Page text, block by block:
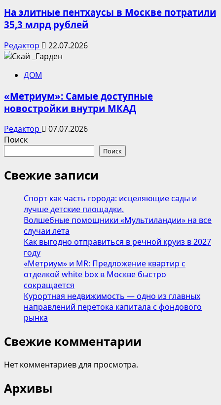
На элитные пентхаусы в Москве потратили
35,3 млрд рублей
Редактор 22.07.2026
ДОМ
«Метриум»: Самые доступные
новостройки внутри МКАД
Редактор
07.07.2026
Поиск
Поиск
Свежие записи
Спорт как часть города: исцеляющие сады и
лучше детские площадки.
Волшебные помощники «Мультиландии» на все
случаи лета
Как выгодно отправиться в речной круиз в 2027
году
«Метриум» и MR: Предложение квартир с
отделкой white box в Москве быстро
сокращается
Курортная недвижимость — одно из главных
направлений перетока капитала с фондового
рынка
Свежие комментарии
Нет комментариев для просмотра.
Архивы